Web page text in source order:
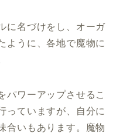
に名づけをし、オーガ
ように、各地で魔物に
パワーアップさせるこ
っていますが、自分に
合いもあります。魔物